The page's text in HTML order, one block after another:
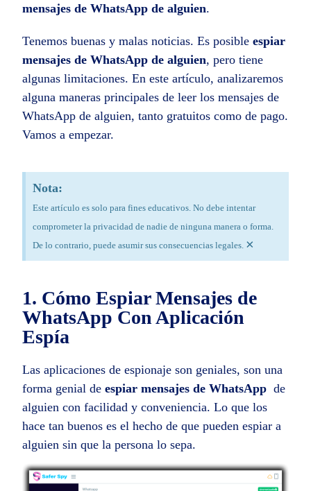
mensajes de WhatsApp de alguien.
Tenemos buenas y malas noticias. Es posibleespiar
mensajes de WhatsApp de alguien, pero tiene
algunas limitaciones. En este artículo, analizaremos
alguna maneras principales de leer los mensajes de
WhatsApp de alguien, tanto gratuitos como de pago.
Vamos a empezar.
Nota:
Este artículo es solo para fines educativos. No debe intentar
comprometer la privacidad de nadie de ninguna manera o forma.
De lo contrario, puede asumir sus consecuencias legales. ×
1. Cómo Espiar Mensajes de
WhatsApp Con Aplicación
Espía
Las aplicaciones de espionaje son geniales, son una
forma genial deespiar mensajes de WhatsApp de
alguien con facilidad y conveniencia. Lo que los
hace tan buenos es el hecho de que pueden espiar a
alguien sin que la persona lo sepa.